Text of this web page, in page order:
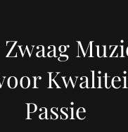
Passie